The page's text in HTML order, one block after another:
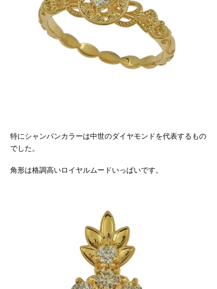
特にシャンパンカラーは中世のダイヤモンドを代表するもの
でした。
角形は格調高いロイヤルムードいっぱいです。